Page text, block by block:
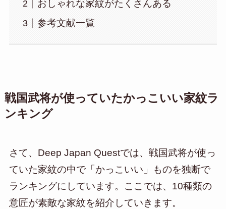
おしゃれな家紋がたくさんある
参考文献一覧
戦国武将が使っていたかっこいい家紋ラ
ンキング
さて、Deep Japan Questでは、戦国武将が使っ
ていた家紋の中で「かっこいい」ものを独断で
ランキングにしています。ここでは、10種類の
意匠が素敵な家紋を紹介していきます。